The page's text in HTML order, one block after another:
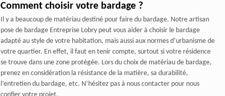
Comment choisir votre bardage ?
Il y a beaucoup de matériau destiné pour faire du bardage. Notre artisan
pose de bardage Entreprise Lobry peut vous aider à choisir le bardage
adapté au style de votre habitation, mais aussi aux normes d’urbanisme de
votre quartier. En effet, il faut en tenir compte, surtout si votre résidence
se trouve dans une zone protégée. Lors du choix de matériau de bardage,
prenez en considération la résistance de la matière, sa durabilité,
l’entretien du bardage, etc. N’hésitez pas à nous contacter pour nous